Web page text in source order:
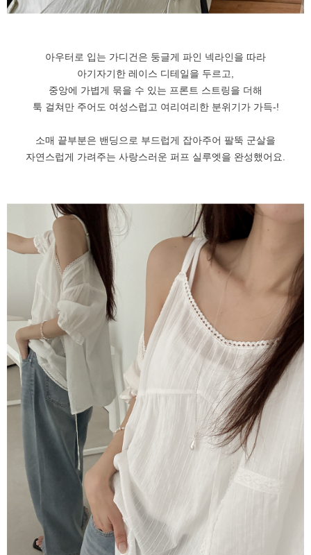
아우터로 입는 가디건은 둥글게 파인 넥라인을 따라
아기자기한 레이스 디테일을 두르고,
중앙에 가볍게 묶을 수 있는 프론트 스트링을 더해
툭 걸쳐만 주어도 여성스럽고 여리여리한 분위기가 가득-!
소매 끝부분은 밴딩으로 부드럽게 잡아주어 팔뚝 군살을
자연스럽게 가려주는 사랑스러운 퍼프 실루엣을 완성했어요.